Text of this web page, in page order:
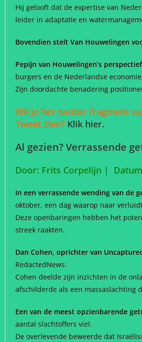
Hij gelooft dat de expertise van
leider in adaptatie en
Bovendien stelt Van Houwelingen
Pepijn van Houwelingen’s perspectief
burgers en de Nederlandse
Zijn doordachte benadering
Wil je het twitter fragment
Tweet zien? Klik hier.
Al gezien? Verrassende
Door: Frits Corpelijn |
In een verrassende wending van de
oktober, een dag waarop naar
Deze openbaringen hebben het
streek raakten.
Dan Cohen, oprichter van
RedactedNews.
Cohen deelde zijn inzichten in de
afschilderde als een massaslachting
Een van de meest opzienbarende
aantal slachtoffers viel.
De overlevende beweerde dat